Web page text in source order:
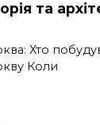
та
Хто
Коли